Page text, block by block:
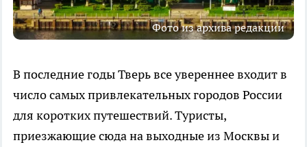
Фото из архива редакции
В последние годы Тверь все увереннее входит в
число самых привлекательных городов России
для коротких путешествий. Туристы,
приезжающие сюда на выходные из Москвы и